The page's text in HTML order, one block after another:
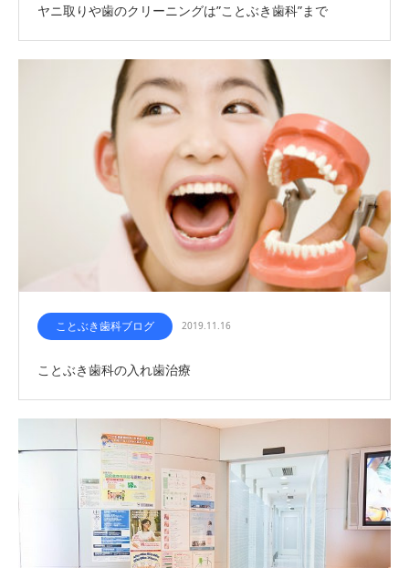
ヤニ取りや歯のクリーニングは”ことぶき歯科”まで
ことぶき歯科ブログ 2019.11.16
ことぶき歯科の入れ歯治療